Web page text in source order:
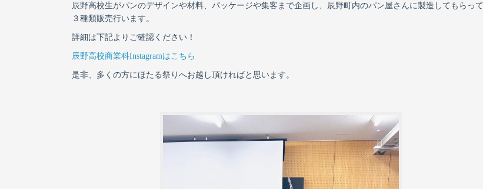
辰野高校生がパンのデザインや材料、パッケージや集客まで企画し、辰野町内のパン屋さんに製造してもらって
３種類販売行います。
詳細は下記よりご確認ください！
辰野高校商業科Instagramはこちら
是非、多くの方にほたる祭りへお越し頂ければと思います。